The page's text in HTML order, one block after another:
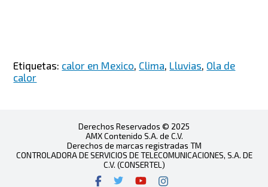
Etiquetas: calor en Mexico, Clima, Lluvias, Ola de
calor
Derechos Reservados © 2025
AMX Contenido S.A. de C.V.
Derechos de marcas registradas TM
CONTROLADORA DE SERVICIOS DE TELECOMUNICACIONES, S.A. DE
C.V. (CONSERTEL)